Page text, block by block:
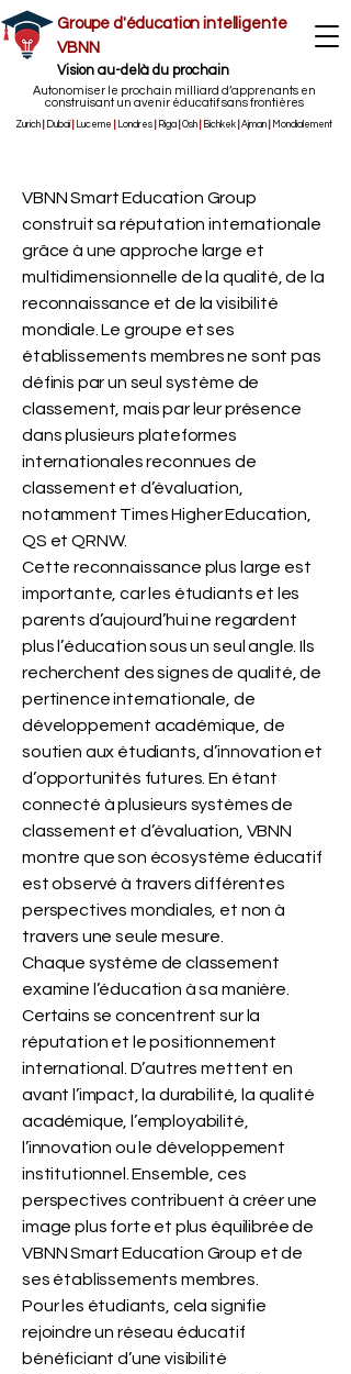
Groupe d'éducation intelligente
VBNN
Vision au-delà du prochain
Autonomiser le prochain milliard d’apprenants en
construisant un avenir éducatif sans frontières
Zurich Dubaï Lucerne Londres Riga Osh Bichkek Ajman Mondialement
VBNN Smart Education Group
construit sa réputation internationale
grâce à une approche large et
multidimensionnelle de la qualité, de la
reconnaissance et de la visibilité
mondiale. Le groupe et ses
établissements membres ne sont pas
définis par un seul système de
classement, mais par leur présence
dans plusieurs plateformes
internationales reconnues de
classement et d’évaluation,
notamment Times Higher Education,
QS et QRNW.
Cette reconnaissance plus large est
importante, car les étudiants et les
parents d’aujourd’hui ne regardent
plus l’éducation sous un seul angle. Ils
recherchent des signes de qualité, de
pertinence internationale, de
développement académique, de
soutien aux étudiants, d’innovation et
d’opportunités futures. En étant
connecté à plusieurs systèmes de
classement et d’évaluation, VBNN
montre que son écosystème éducatif
est observé à travers différentes
perspectives mondiales, et non à
travers une seule mesure.
Chaque système de classement
examine l’éducation à sa manière.
Certains se concentrent sur la
réputation et le positionnement
international. D’autres mettent en
avant l’impact, la durabilité, la qualité
académique, l’employabilité,
l’innovation ou le développement
institutionnel. Ensemble, ces
perspectives contribuent à créer une
image plus forte et plus équilibrée de
VBNN Smart Education Group et de
ses établissements membres.
Pour les étudiants, cela signifie
rejoindre un réseau éducatif
bénéficiant d’une visibilité